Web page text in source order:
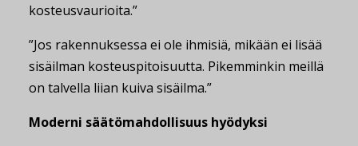
kosteusvaurioita.”
”Jos rakennuksessa ei ole ihmisiä, mikään ei lisää
sisäilman kosteuspitoisuutta. Pikemminkin meillä
on talvella liian kuiva sisäilma.”
Moderni säätömahdollisuus hyödyksi